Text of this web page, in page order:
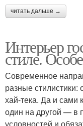
читать дальше →
Интерьер
стиле.
Современное
разные стилистики:
хай-тека. Да и сами
один на другой — в
условностей и